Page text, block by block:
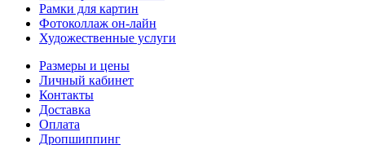
Рамки для картин
Фотоколлаж он-лайн
Художественные услуги
Размеры и цены
Личный кабинет
Контакты
Доставка
Оплата
Дропшиппинг